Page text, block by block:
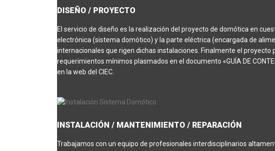
DISEÑO / PROYECTO
El servicio de diseño es la realización del proyecto de domótica en
electrónica (sistema domótico) y la parte eléctrica (encargada de
internacionales que rigen dichas instalaciones. Finalmente el
requerimientos mínimos plasmados en el documento «GUÍA DE
en la web del CIEC.
INSTALACIÓN / MANTENIMIENTO / REPARACIÓN
Trabajamos con un equipo de profesionales interdisciplinarios